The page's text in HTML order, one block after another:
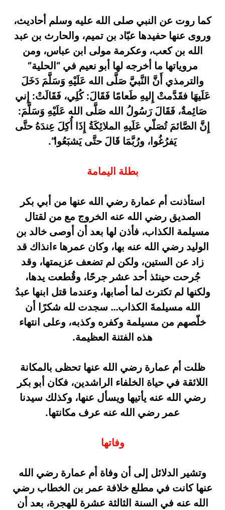
كما روت عن النبي صلى الله عليه وسلم أحاديث،
وروى عنها حفيدها عبّاد بن تميم، والحارث بن عبد
الله بن كعب، وعكرمة مولى ابن عباس، ومن
مروياتها ما أخرجه لها أبو نعيم في “الحلية”
والترمذي أَنَّ النَّبيَّ صَلَّى الله عَلَيْهِ وَسَلَّمَ دَخَلَ
عَلَيهَا فقَدَّمتْ إِليهِ طَعامًا فَقَالَ: كُلِي، فَقَالَتْ: إِني
صَائِمةٌ، فَقَالَ رَسُولُ الله صَلَّى الله عَلَيْهِ وَسَلَّمَ:
إِنَّ الصَّائمَ تُصَلّي عَلَيهِ الملائِكَةُ إِذَا أُكِلَ عِندَهُ حتَّى
يَفرُغُوا، ورُبَّمَا قَالَ حتَّى يَشبَعُوا”.
بطلة اليمامة
استأذنت أم عمارة رضي الله عنها من أبي بكر
الصديق رضي الله عنه الخروج مع من لقتال
مسيلمة الكذاب، فأذن لها بعد أن أوصى خالد بن
الوليد رضي الله عنه بها، وكان عمرها ءانذاك قد
زاد عن الستين، ولكن لم تضعف عزيمتها، وقد
جُرحت حينئذ أحد عشر جرحًا، وقُطعت يدها،
ولكنها لم تكترث لما أصابها، وعندما قتل ابنها عبدُ
الله مسيلمةَ الكذاب… سجدت لله شكرًا أن
خلّصهم من مسيلمة وكفره وكذبه، وعلى انتهاء
هذه الفتنة العظيمة.
ظلت أم عمارة رضي الله عنها تحظى بالمكانة
اللائقة في حياة الخلفاء الراشدين، فكان أبو بكر
رضي الله عنه يأتيها ويسأل عنها، وكذلك سيدنا
عمر رضي الله عنه عرف مكانتها.
وفاتها
وتشير الدلائل إلى أن وفاة أم عمارة رضي الله
عنها كانت في مطلع خلافة عمر بن الخطاب رضي
الله عنه في السنة الثالثة عشرة للهجرة، بعد أن